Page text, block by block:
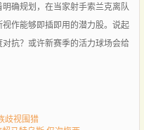
确规划，在当家射手索兰克离队
作能够即插即用的潜力股。说起
抗？或许新赛季的活力球场会给
歧视围猎